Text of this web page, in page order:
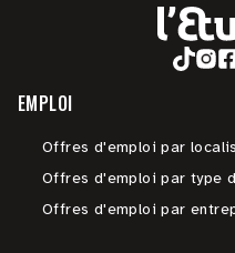
EMPLOI
Offres d'emploi par
Offres d'emploi par type
Offres d'emploi par